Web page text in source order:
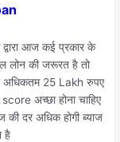
आज कई प्रकार के
लोन की जरूरत है तो
अधिकतम 25 Lakh रुपए
अच्छा होना चाहिए
की दर अधिक होगी ब्याज
है